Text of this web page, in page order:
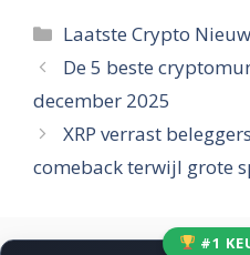
Categorieën
Laatste Crypto
De 5 beste
december 2025
XRP verrast
comeback terwijl grote
#1